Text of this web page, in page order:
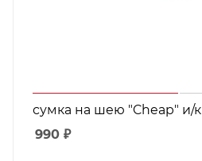
сумка на шею "Cheap" и/к
990 ₽